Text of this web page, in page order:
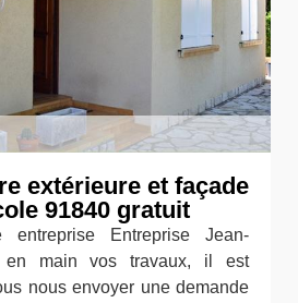
extérieure et façade
91840 gratuit
Entreprise Jean-
en main vos travaux, il est
nous envoyer une demande